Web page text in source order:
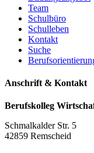
Team
Schulbüro
Schulleben
Kontakt
Suche
Anschrift & Kontakt
Berufskolleg
Schmalkalder Str. 5
42859 Remscheid